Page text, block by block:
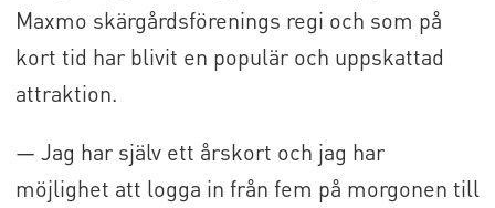
Maxmo skärgårdsförenings regi och som på
kort tid har blivit en populär och uppskattad
attraktion.
— Jag har själv ett årskort och jag har
möjlighet att logga in från fem på morgonen till